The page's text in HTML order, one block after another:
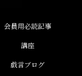
会員用必読記事
講座
戯言ブログ